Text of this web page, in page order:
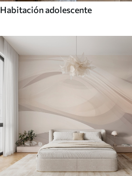
Habitación adolescente